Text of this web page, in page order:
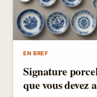
EN BREF
Signature
que vous devez